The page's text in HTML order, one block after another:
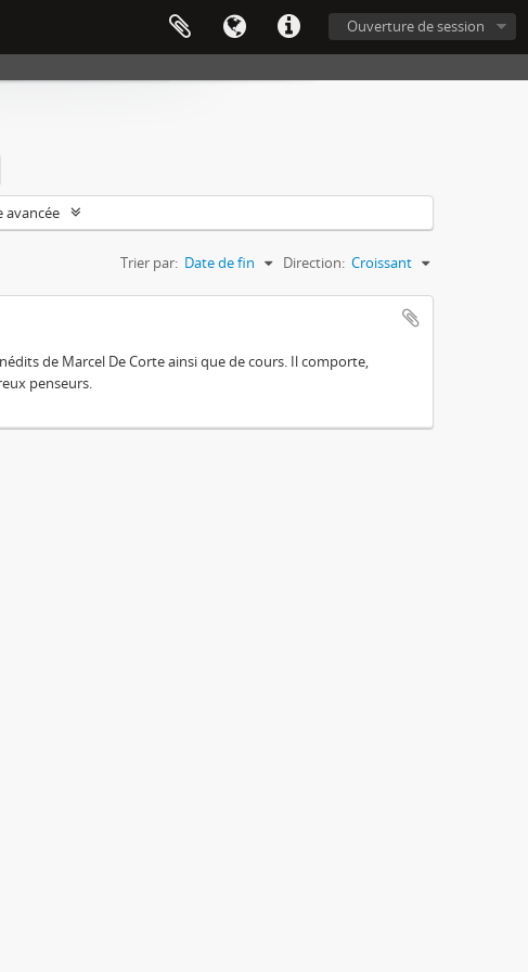
Ouverture de session
avancée
Trier par: Date de fin Direction: Croissant
de Marcel De Corte ainsi que de cours. Il comporte,
penseurs.